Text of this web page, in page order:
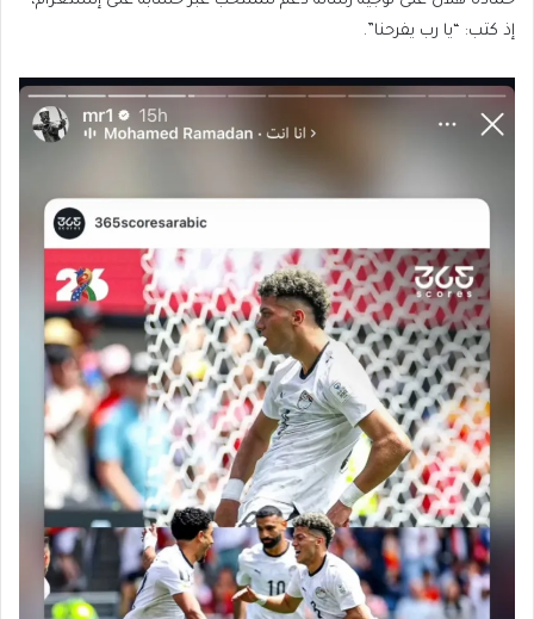
إذ كتب: “يا رب يفرحنا”.